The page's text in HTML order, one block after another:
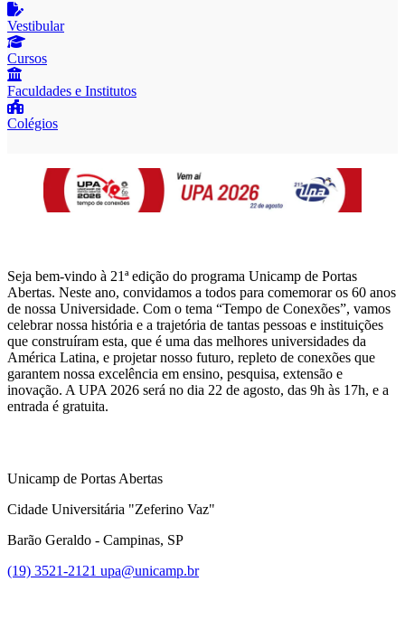
Vestibular
Cursos
Faculdades e Institutos
Colégios
Seja bem-vindo à 21ª edição do programa Unicamp de Portas
Abertas. Neste ano, convidamos a todos para comemorar os 60 anos
de nossa Universidade. Com o tema “Tempo de Conexões”, vamos
celebrar nossa história e a trajetória de tantas pessoas e instituições
que construíram esta, que é uma das melhores universidades da
América Latina, e projetar nosso futuro, repleto de conexões que
garantem nossa excelência em ensino, pesquisa, extensão e
inovação. A UPA 2026 será no dia 22 de agosto, das 9h às 17h, e a
entrada é gratuita.
Unicamp de Portas Abertas
Cidade Universitária "Zeferino Vaz"
Barão Geraldo - Campinas, SP
(19) 3521-2121 upa@unicamp.br